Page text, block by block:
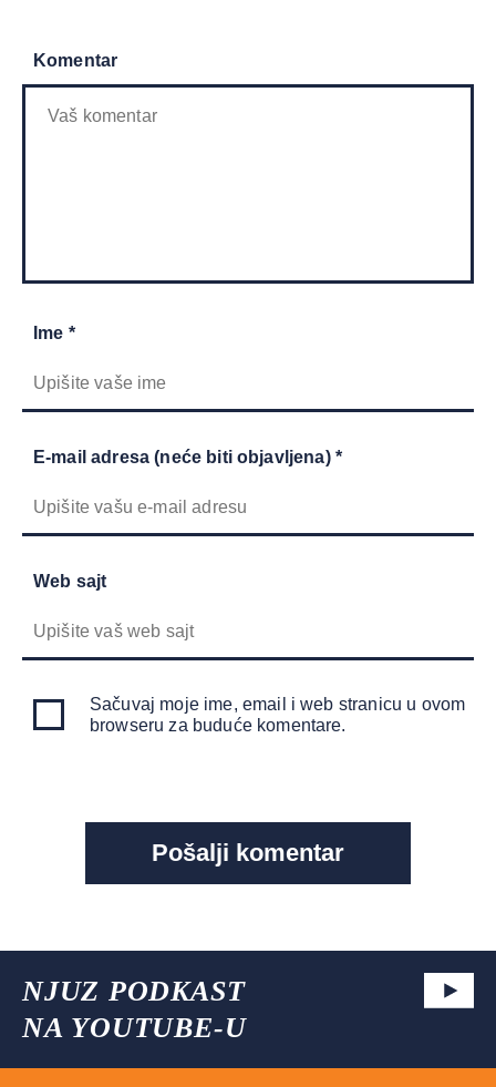
Komentar
Ime *
E-mail adresa (neće biti objavljena) *
Web sajt
Sačuvaj moje ime, email i web stranicu u ovom
browseru za buduće komentare.
NJUZ PODKAST
NA YOUTUBE-U